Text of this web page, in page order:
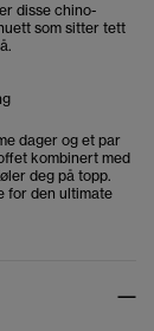
disse chino-
som sitter tett
dager og et par
kombinert med
deg på topp.
for den ultimate